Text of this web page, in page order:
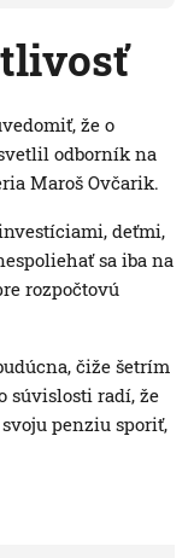
že o
odborník na
Maroš Ovčarik.
deťmi,
sa iba na
rozpočtovú
čiže šetrím
súvislosti radí, že
penziu sporiť,